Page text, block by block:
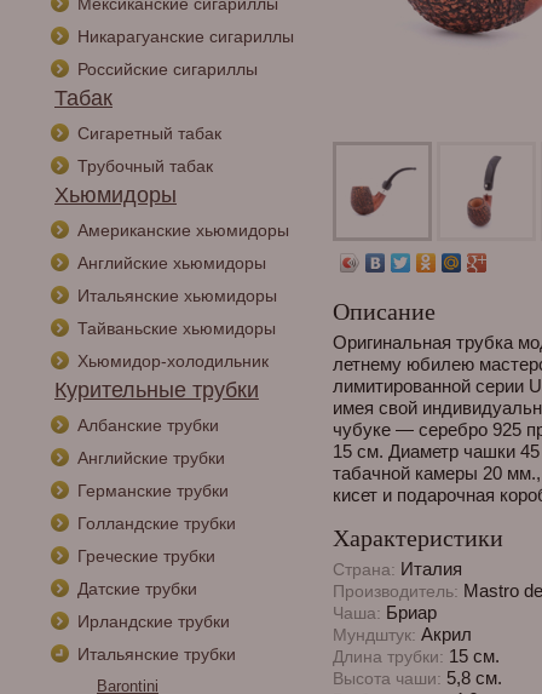
Никарагуанские сигариллы
Российские сигариллы
Табак
Сигаретный табак
Трубочный табак
Хьюмидоры
Американские хьюмидоры
Английские хьюмидоры
Итальянские хьюмидоры
Тайваньские хьюмидоры
Хьюмидор-холодильник
Курительные трубки
Албанские трубки
Английские трубки
Германские трубки
Голландские трубки
Греческие трубки
Датские трубки
Ирландские трубки
Итальянские трубки
Barontini
Описание
Оригинальная трубка
летнему юбилею
лимитированной серии
имея свой
чубуке — серебро 925
15 см. Диаметр чашки
табачной камеры 20
кисет и подарочная
Характеристики
Страна: Италия
Производитель: Mastro
Чаша: Бриар
Мундштук: Акрил
Длина трубки: 15 см.
Высота чаши: 5,8 см.